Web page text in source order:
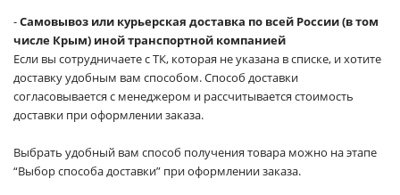
-Самовывоз или курьерская доставка по всей России (в том
числе Крым) иной транспортной компанией
Если вы сотрудничаете с ТК, которая не указана в списке, и хотите
доставку удобным вам способом. Способ доставки
согласовывается с менеджером и рассчитывается стоимость
доставки при оформлении заказа.
Выбрать удобный вам способ получения товара можно на этапе
“Выбор способа доставки” при оформлении заказа.